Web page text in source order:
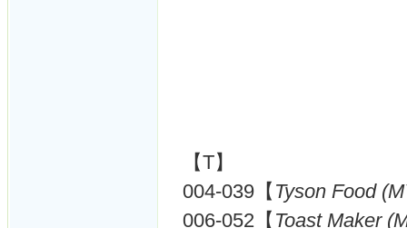
【T】
004-039【 Tyson Food
006-052【 Toast Maker